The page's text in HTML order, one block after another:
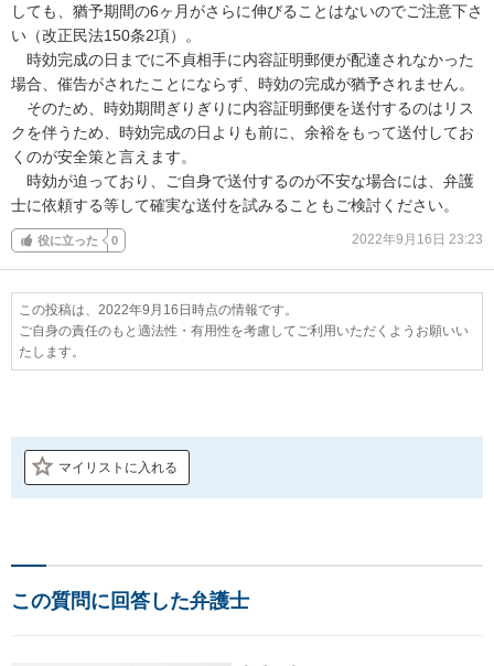
しても、猶予期間の6ヶ月がさらに伸びることはないのでご注意下さ
い（改正民法150条2項）。
時効完成の日までに不貞相手に内容証明郵便が配達されなかった
場合、催告がされたことにならず、時効の完成が猶予されません。
そのため、時効期間ぎりぎりに内容証明郵便を送付するのはリス
クを伴うため、時効完成の日よりも前に、余裕をもって送付してお
くのが安全策と言えます。
時効が迫っており、ご自身で送付するのが不安な場合には、弁護
士に依頼する等して確実な送付を試みることもご検討ください。
役に立った 0 2022年9月16日 23:23
この投稿は、2022年9月16日時点の情報です。
ご自身の責任のもと適法性・有用性を考慮してご利用いただくようお願いい
たします。
マイリストに入れる
この質問に回答した弁護士